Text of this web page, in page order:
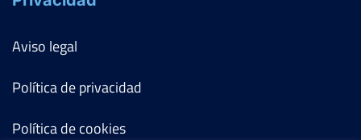
Aviso legal
Política de privacidad
Política de cookies